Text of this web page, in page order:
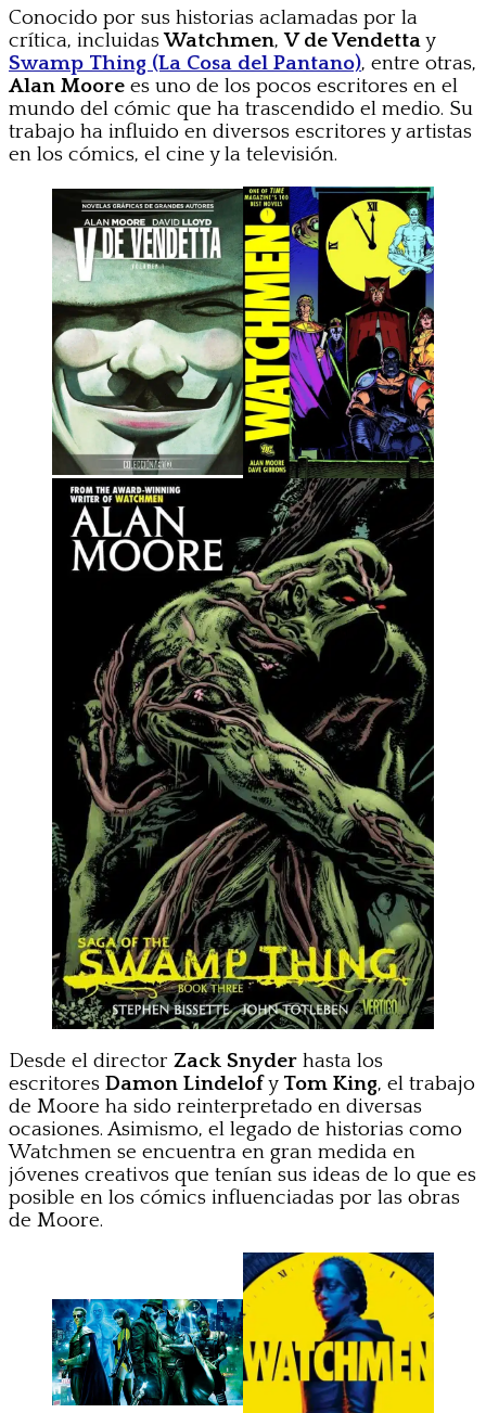
Conocido por sus historias aclamadas por la
crítica, incluidasWatchmen,V de Vendettay
Swamp Thing (La Cosa del Pantano), entre otras,
Alan Moore es uno de los pocos escritores en el
mundo del cómic que ha trascendido el medio. Su
trabajo ha influido en diversos escritores y artistas
en los cómics, el cine y la televisión.
Desde el director Zack Snyder hasta los
escritores Damon Lindelofy Tom King, el trabajo
de Moore ha sido reinterpretado en diversas
ocasiones. Asimismo, el legado de historias como
Watchmen se encuentra en gran medida en
jóvenes creativos que tenían sus ideas de lo que es
posible en los cómics influenciadas por las obras
de Moore.